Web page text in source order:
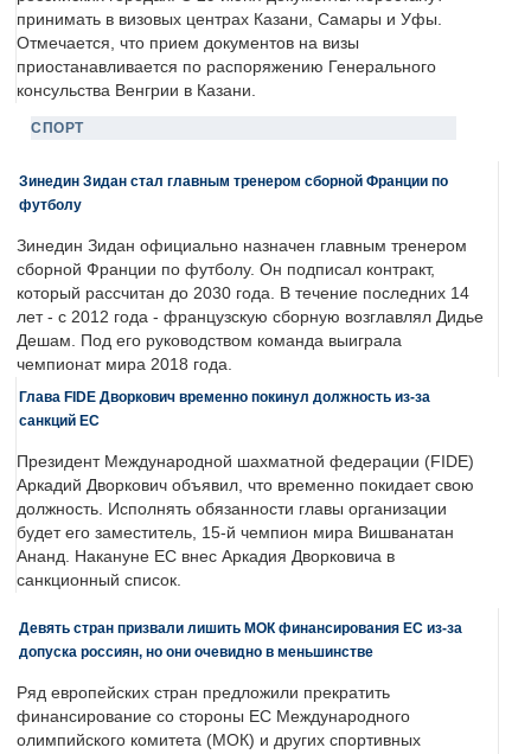
принимать в визовых центрах Казани, Самары и Уфы.
Отмечается, что прием документов на визы
приостанавливается по распоряжению Генерального
консульства Венгрии в Казани.
СПОРТ
Зинедин Зидан стал главным тренером сборной Франции по
футболу
Зинедин Зидан официально назначен главным тренером
сборной Франции по футболу. Он подписал контракт,
который рассчитан до 2030 года. В течение последних 14
лет - с 2012 года - французскую сборную возглавлял Дидье
Дешам. Под его руководством команда выиграла
чемпионат мира 2018 года.
Глава FIDE Дворкович временно покинул должность из-за
санкций ЕС
Президент Международной шахматной федерации (FIDE)
Аркадий Дворкович объявил, что временно покидает свою
должность. Исполнять обязанности главы организации
будет его заместитель, 15-й чемпион мира Вишванатан
Ананд. Накануне ЕС внес Аркадия Дворковича в
санкционный список.
Девять стран призвали лишить МОК финансирования ЕС из-за
допуска россиян, но они очевидно в меньшинстве
Ряд европейских стран предложили прекратить
финансирование со стороны ЕС Международного
олимпийского комитета (МОК) и других спортивных